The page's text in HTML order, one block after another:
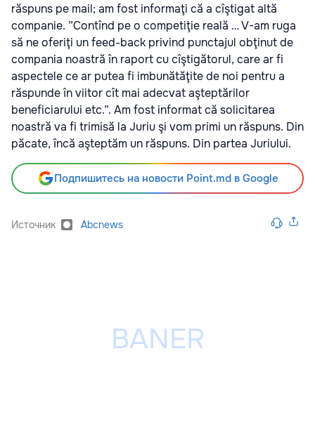
răspuns pe mail; am fost informaţi că a cîştigat altă
companie. ”Contînd pe o competiţie reală … V-am ruga
să ne oferiţi un feed-back privind punctajul obţinut de
compania noastră în raport cu cîştigătorul, care ar fi
aspectele ce ar putea fi imbunătăţite de noi pentru a
răspunde în viitor cît mai adecvat aşteptărilor
beneficiarului etc.”. Am fost informat că solicitarea
noastră va fi trimisă la Juriu şi vom primi un răspuns. Din
păcate, încă aşteptăm un răspuns. Din partea Juriului.
Подпишитесь на новости Point.md в Google
Источник Abcnews